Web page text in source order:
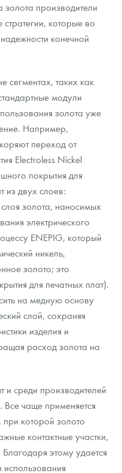
золота производители
которые во
конечной
сегментах, таких как
модули
золота уже
Например,
переход от
Electroless Nickel
покрытия для
из двух слоев:
золота, наносимых
электрического
ENEPIG, который
никель,
золото; это
для печатных плат).
на медную основу
слой, сохраняя
изделия и
расход золота на
среди производителей
чаще применяется
при которой золото
контактные участки,
этому удается
использования